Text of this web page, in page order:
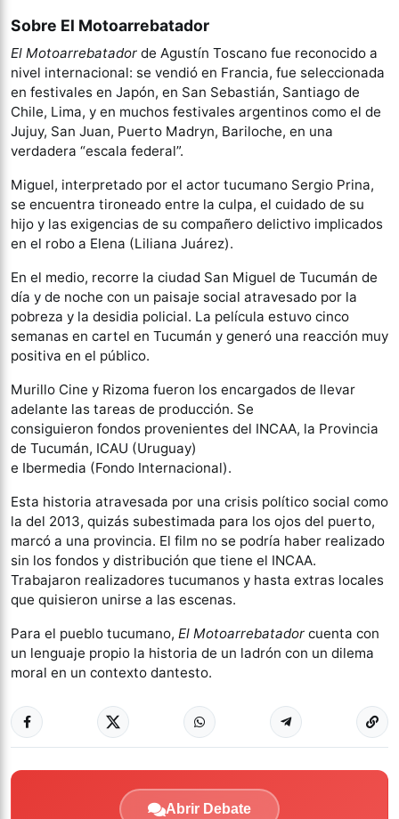
Sobre El Motoarrebatador
El Motoarrebatador de Agustín Toscano fue reconocido a
nivel internacional: se vendió en Francia, fue seleccionada
en festivales en Japón, en San Sebastián, Santiago de
Chile, Lima, y en muchos festivales argentinos como el de
Jujuy, San Juan, Puerto Madryn, Bariloche, en una
verdadera “escala federal”.
Miguel, interpretado por el actor tucumano Sergio Prina,
se encuentra tironeado entre la culpa, el cuidado de su
hijo y las exigencias de su compañero delictivo implicados
en el robo a Elena (Liliana Juárez).
En el medio, recorre la ciudad San Miguel de Tucumán de
día y de noche con un paisaje social atravesado por la
pobreza y la desidia policial. La película estuvo cinco
semanas en cartel en Tucumán y generó una reacción muy
positiva en el público.
Murillo Cine y Rizoma fueron los encargados de llevar
adelante las tareas de producción. Se
consiguieron fondos provenientes del INCAA, la Provincia
de Tucumán, ICAU (Uruguay)
e Ibermedia (Fondo Internacional).
Esta historia atravesada por una crisis político social como
la del 2013, quizás subestimada para los ojos del puerto,
marcó a una provincia. El film no se podría haber realizado
sin los fondos y distribución que tiene el INCAA.
Trabajaron realizadores tucumanos y hasta extras locales
que quisieron unirse a las escenas.
Para el pueblo tucumano, El Motoarrebatador cuenta con
un lenguaje propio la historia de un ladrón con un dilema
moral en un contexto dantesto.
Abrir Debate